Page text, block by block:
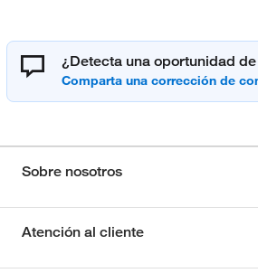
¿Detecta una oportunidad
Sobre nosotros
Atención al cliente